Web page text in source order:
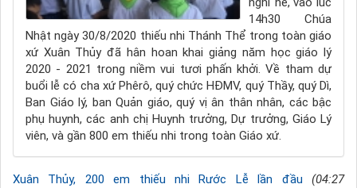
14h30 Chúa
Nhật ngày 30/8/2020 thiếu nhi Thánh Thể trong toàn giáo
xứ Xuân Thủy đã hân hoan khai giảng năm học giáo lý
2020 - 2021 trong niềm vui tươi phấn khởi. Về tham dự
buổi lễ có cha xứ Phêrô, quý chức HĐMV, quý Thầy, quý Dì,
Ban Giáo lý, ban Quản giáo, quý vị ân thân nhân, các bậc
phụ huynh, các anh chị Huynh trưởng, Dự trưởng, Giáo Lý
viên, và gần 800 em thiếu nhi trong toàn Giáo xứ.
Xuân Thủy, 200 em thiếu nhi Rước Lễ lần đầu
(04:27